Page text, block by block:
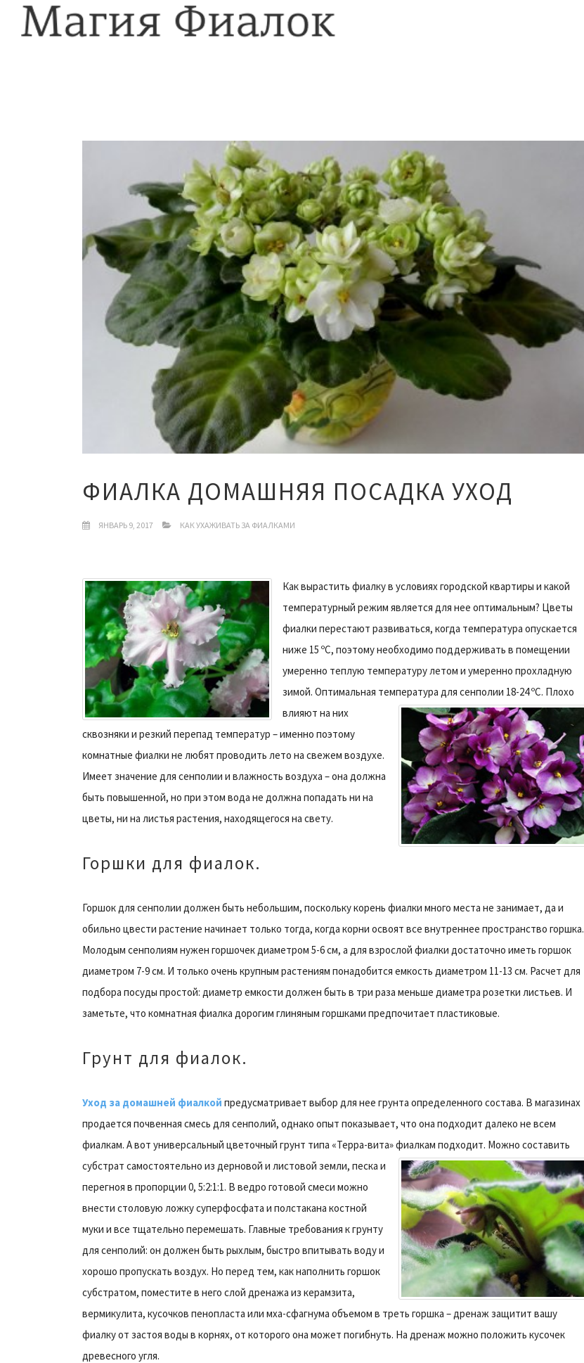
ФИАЛКА ДОМАШНЯЯ ПОСАДКА УХОД
ЯНВАРЬ 9, 2017 КАК УХАЖИВАТЬ ЗА ФИАЛКАМИ
Как вырастить фиалку в условиях городской квартиры и какой
температурный режим является для нее оптимальным? Цветы
фиалки перестают развиваться, когда температура опускается
ниже 15 ºC, поэтому необходимо поддерживать в помещении
умеренно теплую температуру летом и умеренно прохладную
зимой. Оптимальная температура для сенполии 18-24 ºC. Плохо
влияют на них
сквозняки и резкий перепад температур – именно поэтому
комнатные фиалки не любят проводить лето на свежем воздухе.
Имеет значение для сенполии и влажность воздуха – она должна
быть повышенной, но при этом вода не должна попадать ни на
цветы, ни на листья растения, находящегося на свету.
Горшки для фиалок.
Горшок для сенполии должен быть небольшим, поскольку корень фиалки много места не занимает, да и
обильно цвести растение начинает только тогда, когда корни освоят все внутреннее пространство горшка.
Молодым сенполиям нужен горшочек диаметром 5-6 см, а для взрослой фиалки достаточно иметь горшок
диаметром 7-9 см. И только очень крупным растениям понадобится емкость диаметром 11-13 см. Расчет для
подбора посуды простой: диаметр емкости должен быть в три раза меньше диаметра розетки листьев. И
заметьте, что комнатная фиалка дорогим глиняным горшками предпочитает пластиковые.
Грунт для фиалок.
Уход за домашней фиалкой предусматривает выбор для нее грунта определенного состава. В магазинах
продается почвенная смесь для сенполий, однако опыт показывает, что она подходит далеко не всем
фиалкам. А вот универсальный цветочный грунт типа «Терра-вита» фиалкам подходит. Можно составить
субстрат самостоятельно из дерновой и листовой земли, песка и
перегноя в пропорции 0, 5:2:1:1. В ведро готовой смеси можно
внести столовую ложку суперфосфата и полстакана костной
муки и все тщательно перемешать. Главные требования к грунту
для сенполий: он должен быть рыхлым, быстро впитывать воду и
хорошо пропускать воздух. Но перед тем, как наполнить горшок
субстратом, поместите в него слой дренажа из керамзита,
вермикулита, кусочков пенопласта или мха-сфагнума объемом в треть горшка – дренаж защитит вашу
фиалку от застоя воды в корнях, от которого она может погибнуть. На дренаж можно положить кусочек
древесного угля.